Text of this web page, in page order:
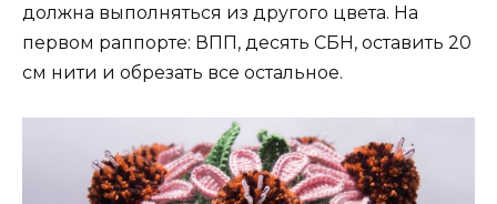
должна выполняться из другого цвета. На
первом раппорте: ВПП, десять СБН, оставить 20
см нити и обрезать все остальное.